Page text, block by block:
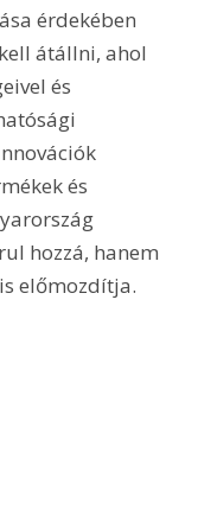
érdekében
átállni, ahol
és
és
hozzá, hanem
előmozdítja.